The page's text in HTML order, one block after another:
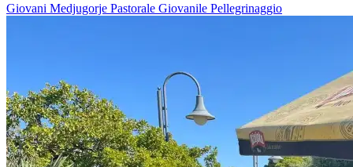
Giovani Medjugorje Pastorale Giovanile Pellegrinaggio